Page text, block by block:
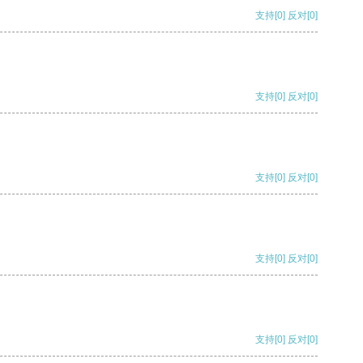
支持[0] 反对[0]
支持[0] 反对[0]
支持[0] 反对[0]
支持[0] 反对[0]
支持[0] 反对[0]